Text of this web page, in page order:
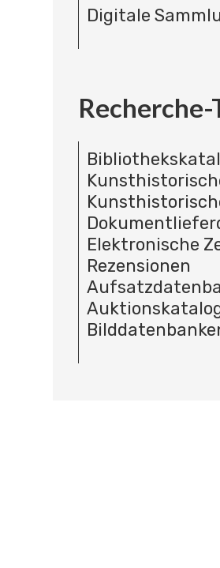
Digitale
Recherche-
Elektronische
Rezensionen